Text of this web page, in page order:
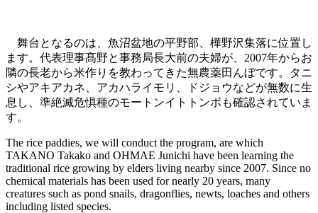
舞台となるのは、魚沼盆地の平野部、樺野沢集落に位置し
ます。代表理事髙野と事務局長大前の夫婦が、2007年からお
隣の長老から米作りを教わってきた無農薬田んぼです。タニ
シやアキアカネ、アカハライモリ、ドジョウなどが無数に生
息し、準絶滅危惧種のモートンイトトンボも確認されていま
す。
The rice paddies, we will conduct the program, are which
TAKANO Takako and OHMAE Junichi have been learning the
traditional rice growing by elders living nearby since 2007. Since no
chemical materials has been used for nearly 20 years, many
creatures such as pond snails, dragonflies, newts, loaches and others
including listed species.